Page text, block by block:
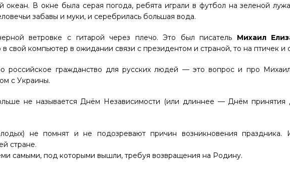
В окне была серая погода, ребята играли в футбол на зеленой
забавы и муки, и серебрилась большая вода.
ветровке с гитарой через плечо. Это был писатель Михаил
свой компьютер в ожидании связи с президентом и страной, то на птичек и
российское гражданство для русских людей — это вопрос и про
с Украины.
не называется Днём Независимости (или длиннее — Днём принятия
не помнят и не подозревают причин возникновения праздника.
стране.
самыми, под которыми вышли, требуя возвращения на Родину.